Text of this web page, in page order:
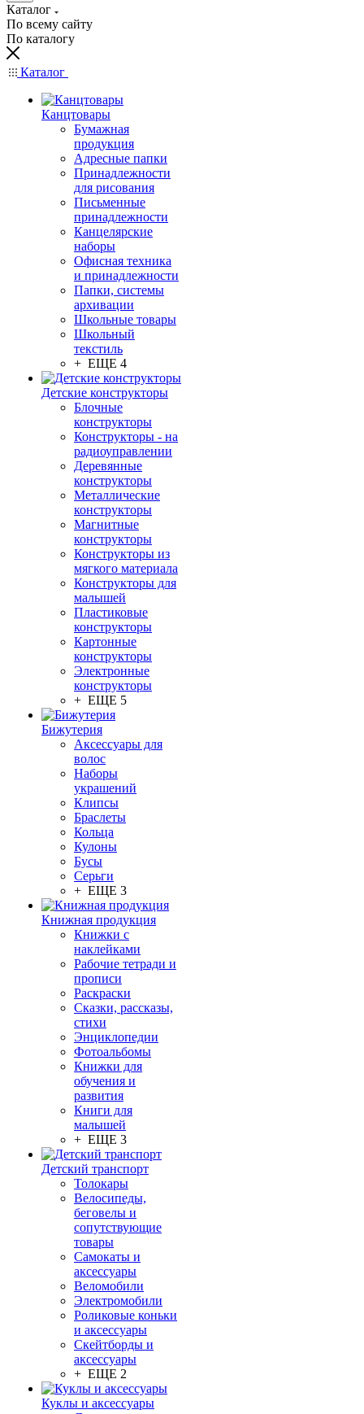
Каталог
По всему сайту
По каталогу
Каталог
Канцтовары
Бумажная
продукция
Адресные папки
Принадлежности
для рисования
Письменные
принадлежности
Канцелярские
наборы
Офисная техника
и принадлежности
Папки, системы
архивации
Школьные товары
Школьный
текстиль
+ ЕЩЕ 4
Детские конструкторы
Блочные
конструкторы
Конструкторы - на
радиоуправлении
Деревянные
конструкторы
Металлические
конструкторы
Магнитные
конструкторы
Конструкторы из
мягкого материала
Конструкторы для
малышей
Пластиковые
конструкторы
Картонные
конструкторы
Электронные
конструкторы
+ ЕЩЕ 5
Бижутерия
Аксессуары для
волос
Наборы
украшений
Клипсы
Браслеты
Кольца
Кулоны
Бусы
Серьги
+ ЕЩЕ 3
Книжная продукция
Книжки с
наклейками
Рабочие тетради и
прописи
Раскраски
Сказки, рассказы,
стихи
Энциклопедии
Фотоальбомы
Книжки для
обучения и
развития
Книги для
малышей
+ ЕЩЕ 3
Детский транспорт
Толокары
Велосипеды,
беговелы и
сопутствующие
товары
Самокаты и
аксессуары
Веломобили
Электромобили
Роликовые коньки
и аксессуары
Скейтборды и
аксессуары
+ ЕЩЕ 2
Куклы и аксессуары